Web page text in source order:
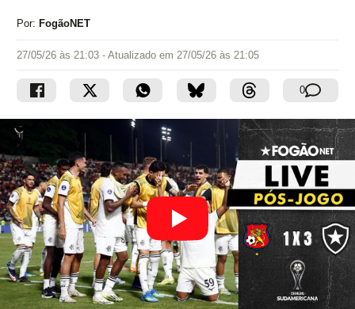
Por: FogãoNET
27/05/26 às 21:03 - Atualizado em 27/05/26 às 21:05
0